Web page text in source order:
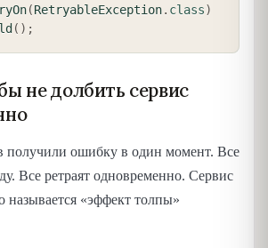
(RetryableException. class)
( ) ;
не долбить сервис
получили ошибку в один момент. Все
Все ретраят одновременно. Сервис
называется «эффект толпы»